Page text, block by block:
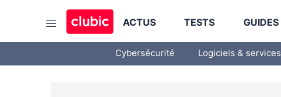
ACTUS TESTS GUIDES
Cybersécurité Logiciels & services